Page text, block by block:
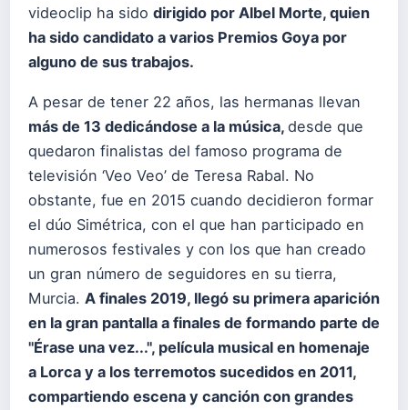
videoclip ha sido dirigido por Albel Morte, quien
ha sido candidato a varios Premios Goya por
alguno de sus trabajos.
A pesar de tener 22 años, las hermanas llevan
más de 13 dedicándose a la música, desde que
quedaron finalistas del famoso programa de
televisión ‘Veo Veo’ de Teresa Rabal. No
obstante, fue en 2015 cuando decidieron formar
el dúo Simétrica, con el que han participado en
numerosos festivales y con los que han creado
un gran número de seguidores en su tierra,
Murcia. A finales 2019, llegó su primera aparición
en la gran pantalla a finales de formando parte de
"Érase una vez...", película musical en homenaje
a Lorca y a los terremotos sucedidos en 2011,
compartiendo escena y canción con grandes